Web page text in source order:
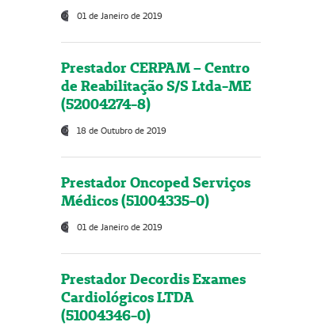
01 de Janeiro de 2019
Prestador CERPAM – Centro
de Reabilitação S/S Ltda-ME
(52004274-8)
18 de Outubro de 2019
Prestador Oncoped Serviços
Médicos (51004335-0)
01 de Janeiro de 2019
Prestador Decordis Exames
Cardiológicos LTDA
(51004346-0)